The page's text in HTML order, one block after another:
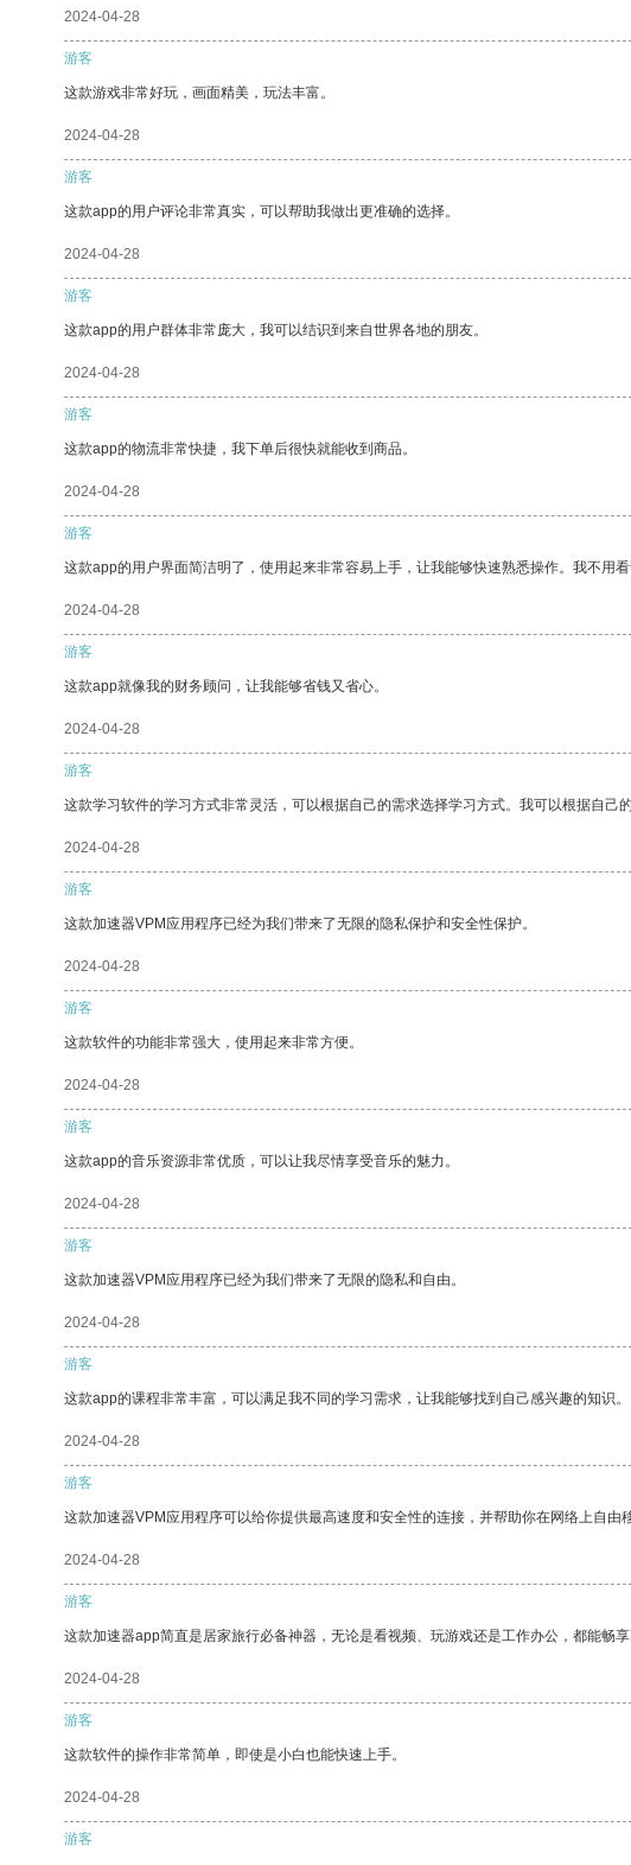
2024-04-28
游客
这款游戏非常好玩，画面精美，玩法丰富。
2024-04-28
游客
这款app的用户评论非常真实，可以帮助我做出更准确的选择。
2024-04-28
游客
这款app的用户群体非常庞大，我可以结识到来自世界各地的朋友。
2024-04-28
游客
这款app的物流非常快捷，我下单后很快就能收到商品。
2024-04-28
游客
这款app的用户界面简洁明了，使用起来非常容易上手，让我能够快速熟悉操作。我不用
2024-04-28
游客
这款app就像我的财务顾问，让我能够省钱又省心。
2024-04-28
游客
这款学习软件的学习方式非常灵活，可以根据自己的需求选择学习方式。我可以根据自己
2024-04-28
游客
这款加速器VPM应用程序已经为我们带来了无限的隐私保护和安全性保护。
2024-04-28
游客
这款软件的功能非常强大，使用起来非常方便。
2024-04-28
游客
这款app的音乐资源非常优质，可以让我尽情享受音乐的魅力。
2024-04-28
游客
这款加速器VPM应用程序已经为我们带来了无限的隐私和自由。
2024-04-28
游客
这款app的课程非常丰富，可以满足我不同的学习需求，让我能够找到自己感兴趣的知识。
2024-04-28
游客
这款加速器VPM应用程序可以给你提供最高速度和安全性的连接，并帮助你在网络上自由移
2024-04-28
游客
这款加速器app简直是居家旅行必备神器，无论是看视频、玩游戏还是工作办公，都能畅
2024-04-28
游客
这款软件的操作非常简单，即使是小白也能快速上手。
2024-04-28
游客